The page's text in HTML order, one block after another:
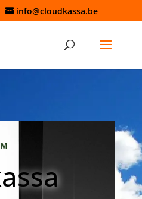
info@cloudkassa.be